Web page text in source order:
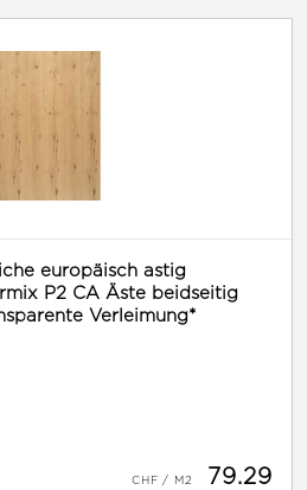
europäisch astig
P2 CA Äste beidseitig
Verleimung*
79.29